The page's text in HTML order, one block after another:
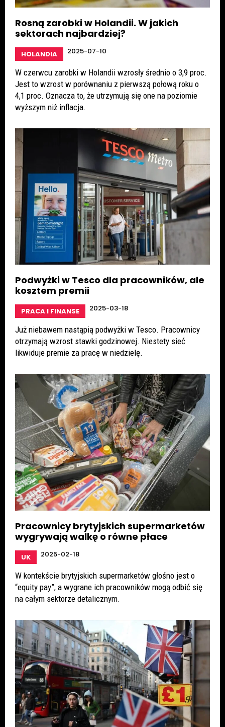
Rosną zarobki w Holandii. W jakich
sektorach najbardziej?
HOLANDIA 2025-07-10
W czerwcu zarobki w Holandii wzrosły średnio o 3,9 proc.
Jest to wzrost w porównaniu z pierwszą połową roku o
4,1 proc. Oznacza to, że utrzymują się one na poziomie
wyższym niż inflacja.
Podwyżki w Tesco dla pracowników, ale
kosztem premii
PRACA I FINANSE 2025-03-18
Już niebawem nastąpią podwyżki w Tesco. Pracownicy
otrzymają wzrost stawki godzinowej. Niestety sieć
likwiduje premie za pracę w niedzielę.
Pracownicy brytyjskich supermarketów
wygrywają walkę o równe płace
UK 2025-02-18
W kontekście brytyjskich supermarketów głośno jest o
“equity pay”, a wygrane ich pracowników mogą odbić się
na całym sektorze detalicznym.